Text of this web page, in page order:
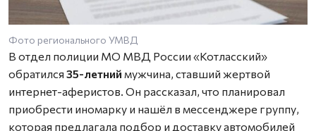
Фото регионального УМВД
В отдел полиции МО МВД России «Котласский»
обратился 35-летний мужчина, ставший жертвой
интернет-аферистов. Он рассказал, что планировал
приобрести иномарку и нашёл в мессенджере группу,
которая предлагала подбор и доставку автомобилей